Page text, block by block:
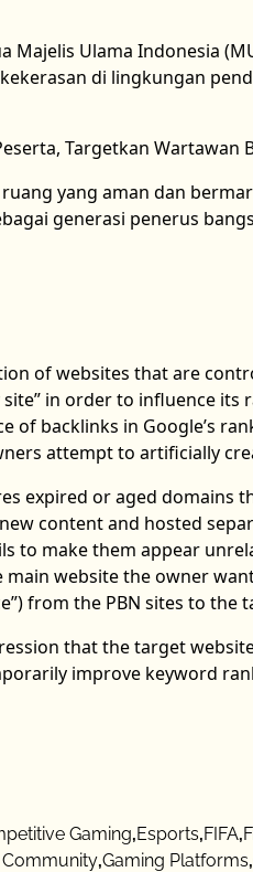
Majelis Ulama Indonesia
di lingkungan
Targetkan Wartawan
yang aman dan
generasi penerus
of websites that are
in order to influence its
of backlinks in Google’s
attempt to artificially
expired or aged domains
content and hosted
to make them appear
website the owner
from the PBN sites to the
that the target
improve keyword
Gaming,Esports,FIFA,
,Gaming Platforms,